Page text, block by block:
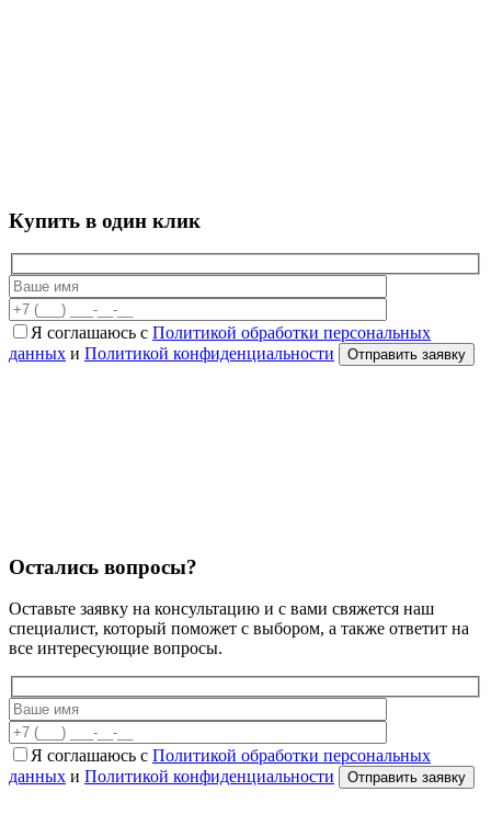
Купить в один клик
Я соглашаюсь с Политикой обработки персональных
данных и Политикой конфиденциальности
Остались вопросы?
Оставьте заявку на консультацию и с вами свяжется наш
специалист, который поможет с выбором, а также ответит на
все интересующие вопросы.
Я соглашаюсь с Политикой обработки персональных
данных и Политикой конфиденциальности